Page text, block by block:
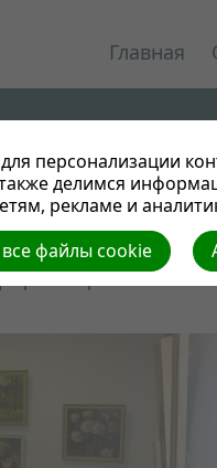
Главная
(Полоцк)| Автор:
0
персонализации
делимся
рекламе и
файлы cookie